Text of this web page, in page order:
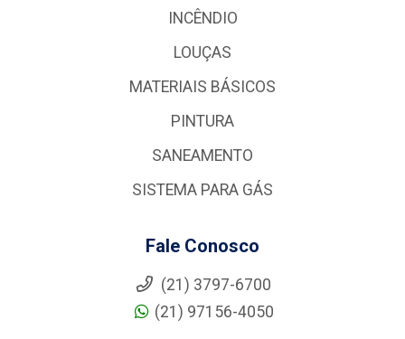
INCÊNDIO
LOUÇAS
MATERIAIS BÁSICOS
PINTURA
SANEAMENTO
SISTEMA PARA GÁS
Fale Conosco
(21) 3797-6700
(21) 97156-4050